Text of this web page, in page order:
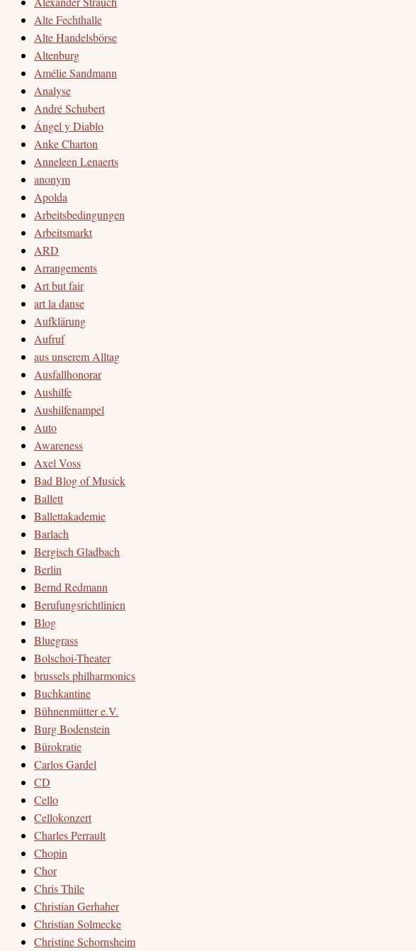
Alte Fechthalle
Alte Handelsbörse
Altenburg
Amélie Sandmann
Analyse
André Schubert
Ángel y Diablo
Anke Charton
Anneleen Lenaerts
anonym
Apolda
Arbeitsbedingungen
Arbeitsmarkt
ARD
Arrangements
Art but fair
art la danse
Aufklärung
Aufruf
aus unserem Alltag
Ausfallhonorar
Aushilfe
Aushilfenampel
Auto
Awareness
Axel Voss
Bad Blog of Musick
Ballett
Ballettakademie
Barlach
Bergisch Gladbach
Berlin
Bernd Redmann
Berufungsrichtlinien
Blog
Bluegrass
Bolschoi-Theater
brussels philharmonics
Buchkantine
Bühnenmütter e.V.
Burg Bodenstein
Bürokratie
Carlos Gardel
CD
Cello
Cellokonzert
Charles Perrault
Chopin
Chor
Chris Thile
Christian Gerhaher
Christian Solmecke
Christine Schornsheim